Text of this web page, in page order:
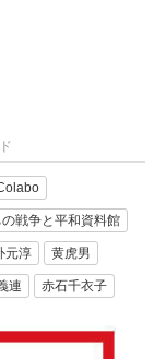
戦争と平和資料館
元淳 黄虎男
連 赤石千衣子